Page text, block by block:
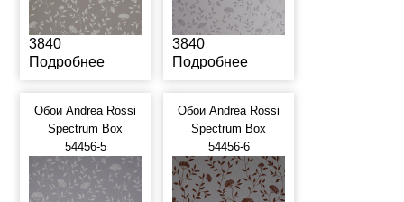
3840
Подробнее
3840
Подробнее
Обои Andrea Rossi
Spectrum Box
54456-5
Обои Andrea Rossi
Spectrum Box
54456-6